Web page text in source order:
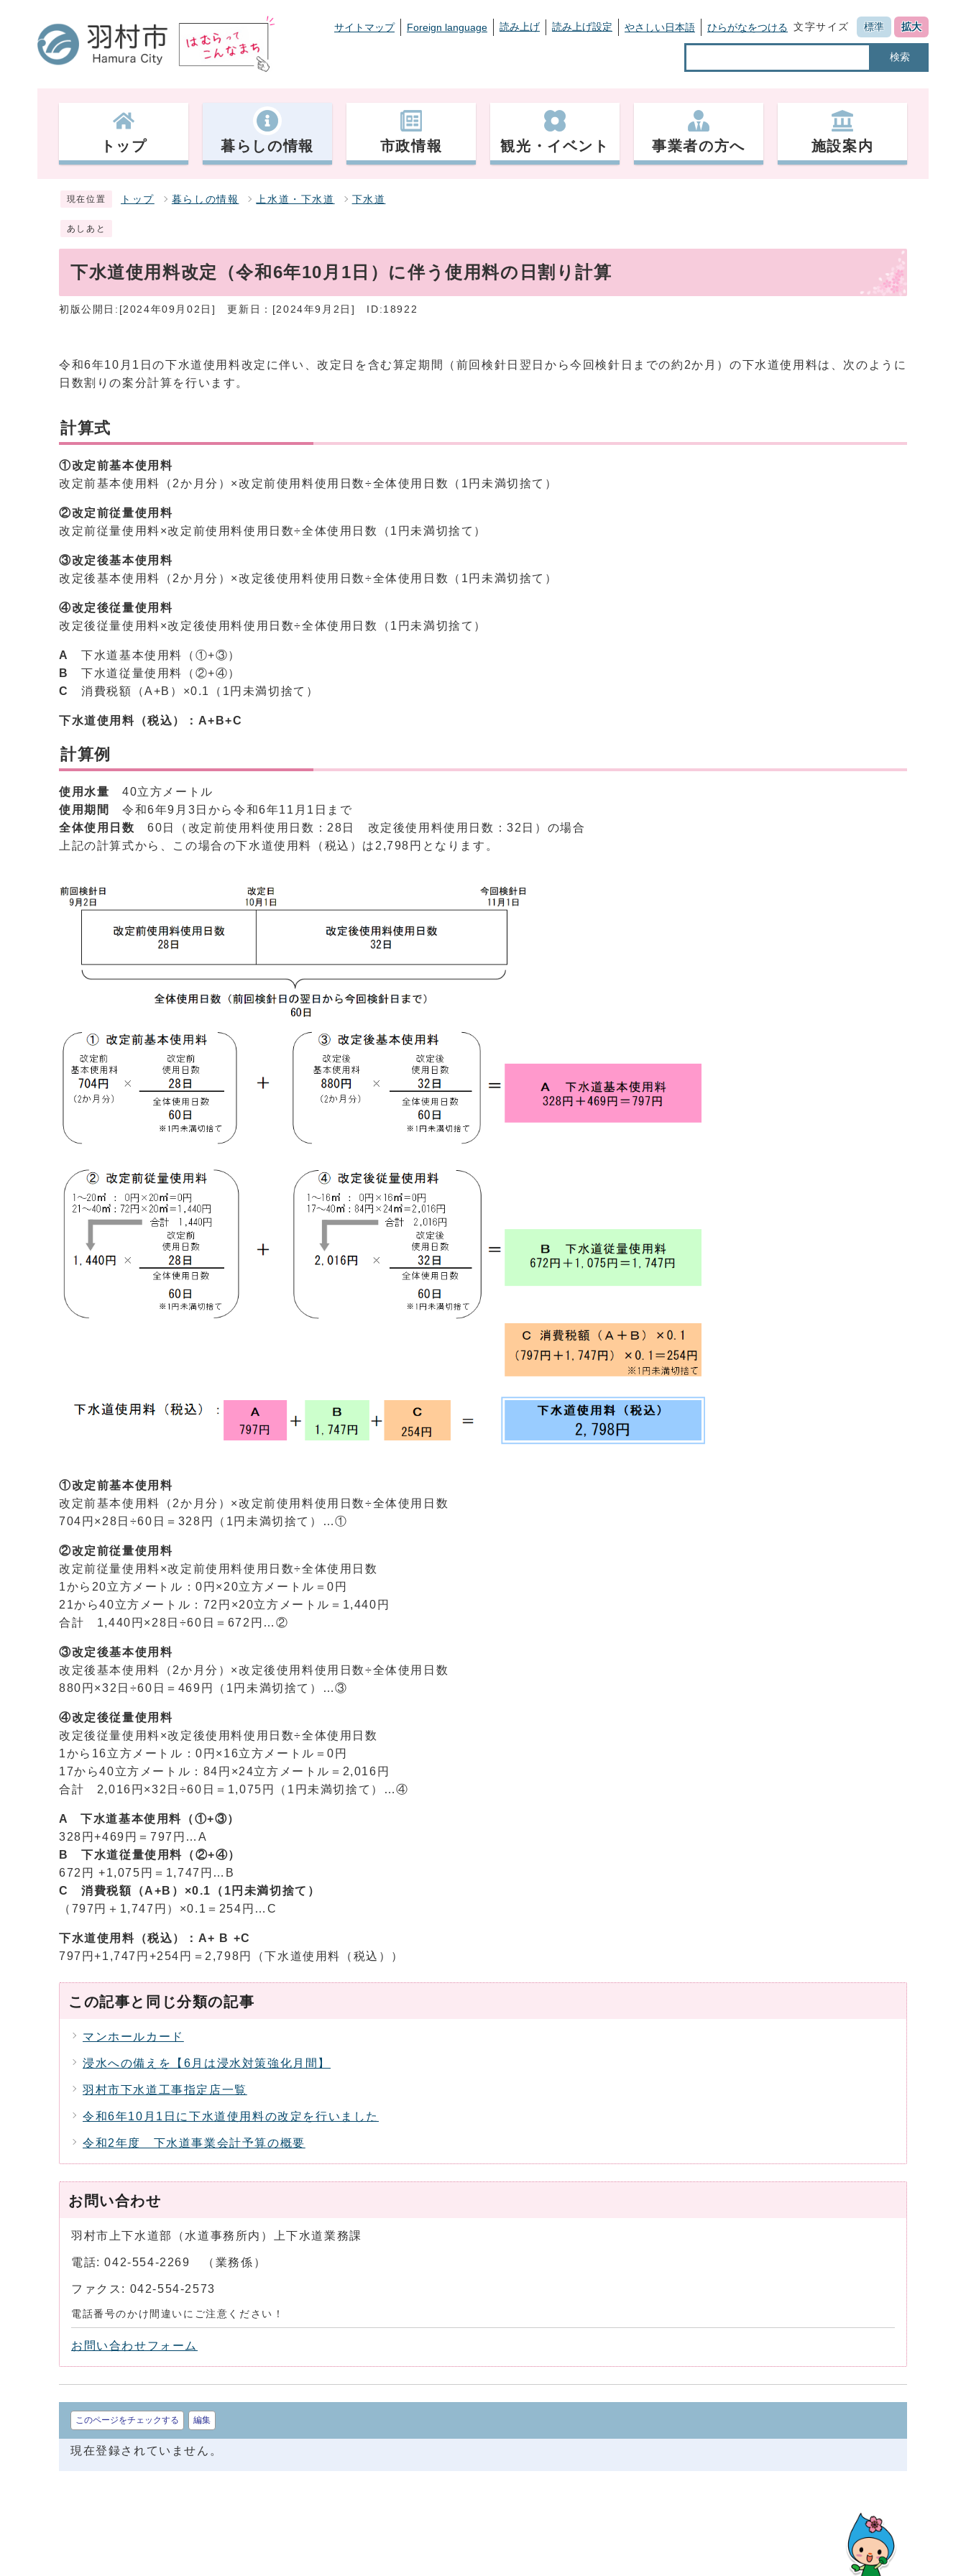
サイトマップ Foreign language 読み上げ 読み上げ設定 やさしい日本語 ひらがなをつける 文字サイズ 標準 拡大
検索
トップ 暮らしの情報 市政情報 観光・イベント 事業者の方へ 施設案内
現在位置 トップ 暮らしの情報 上水道・下水道 下水道
あしあと
下水道使用料改定（令和6年10月1日）に伴う使用料の日割り計算
初版公開日:[2024年09月02日] 更新日：[2024年9月2日] ID:18922
令和6年10月1日の下水道使用料改定に伴い、改定日を含む算定期間（前回検針日翌日から今回検針日までの約2か月）の下水道使用料は、次のように
日数割りの案分計算を行います。
計算式
①改定前基本使用料
改定前基本使用料（2か月分）×改定前使用料使用日数÷全体使用日数（1円未満切捨て）
②改定前従量使用料
改定前従量使用料×改定前使用料使用日数÷全体使用日数（1円未満切捨て）
③改定後基本使用料
改定後基本使用料（2か月分）×改定後使用料使用日数÷全体使用日数（1円未満切捨て）
④改定後従量使用料
改定後従量使用料×改定後使用料使用日数÷全体使用日数（1円未満切捨て）
A
下水道基本使用料（①+③）
B
下水道従量使用料（②+④）
C
消費税額（A+B）×0.1（1円未満切捨て）
下水道使用料（税込） ：A+B+C
計算例
使用水量 40立方メートル
使用期間
令和6年9月3日から令和6年11月1日まで
全体使用日数 60日（改定前使用料使用日数：28日 改定後使用料使用日数：32日）の場合
上記の計算式から、この場合の下水道使用料（税込）は2,798円となります。
①改定前基本使用料
改定前基本使用料（2か月分）×改定前使用料使用日数÷全体使用日数
704円×28日÷60日＝328円（1円未満切捨て）…①
②改定前従量使用料
改定前従量使用料×改定前使用料使用日数÷全体使用日数
1から20立方メートル：0円×20立方メートル＝0円
21から40立方メートル：72円×20立方メートル＝1,440円
合計 1,440円×28日÷60日＝672円…②
③改定後基本使用料
改定後基本使用料（2か月分）×改定後使用料使用日数÷全体使用日数
880円×32日÷60日＝469円（1円未満切捨て）…③
④改定後従量使用料
改定後従量使用料×改定後使用料使用日数÷全体使用日数
1から16立方メートル：0円×16立方メートル＝0円
17から40立方メートル：84円×24立方メートル＝2,016円
合計 2,016円×32日÷60日＝1,075円（1円未満切捨て）…④
A 下水道基本使用料（①+③）
328円+469円＝797円…A
B 下水道従量使用料（②+④）
672円 +1,075円＝1,747円…B
C 消費税額（A+B）×0.1（1円未満切捨て）
（797円＋1,747円）×0.1＝254円…C
下水道使用料（税込）：A+ B +C
797円+1,747円+254円＝2,798円（下水道使用料（税込））
この記事と同じ分類の記事
マンホールカード
浸水への備えを【6月は浸水対策強化月間】
羽村市下水道工事指定店一覧
令和6年10月1日に下水道使用料の改定を行いました
令和2年度 下水道事業会計予算の概要
お問い合わせ
羽村市上下水道部（水道事務所内）上下水道業務課
電話: 042-554-2269 （業務係）
ファクス: 042-554-2573
電話番号のかけ間違いにご注意ください！
お問い合わせフォーム
このページをチェックする 編集
現在登録されていません。